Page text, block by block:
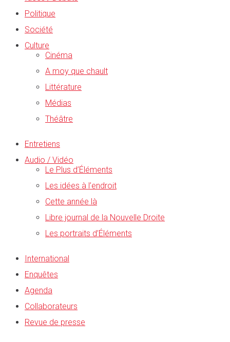
Politique
Société
Culture
Cinéma
A moy que chault
Littérature
Médias
Théâtre
Entretiens
Audio / Vidéo
Le Plus d’Éléments
Les idées à l’endroit
Cette année là
Libre journal de la Nouvelle Droite
Les portraits d’Éléments
International
Enquêtes
Agenda
Collaborateurs
Revue de presse